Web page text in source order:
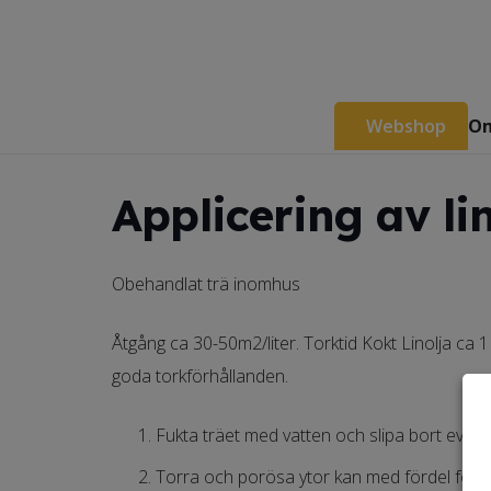
Webshop
Applicering av
Obehandlat trä inomhus
Åtgång ca 30-50m2/liter. Torktid Kokt Linolja ca
goda torkförhållanden.
Fukta träet med vatten och slipa bort
Torra och porösa ytor kan med fördel